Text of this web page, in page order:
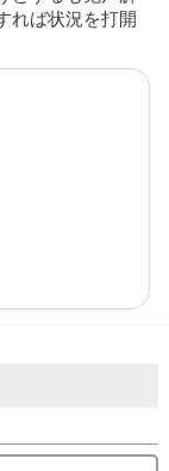
れば状況を打開